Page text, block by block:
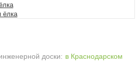
ёлка
доски: в Краснодарском